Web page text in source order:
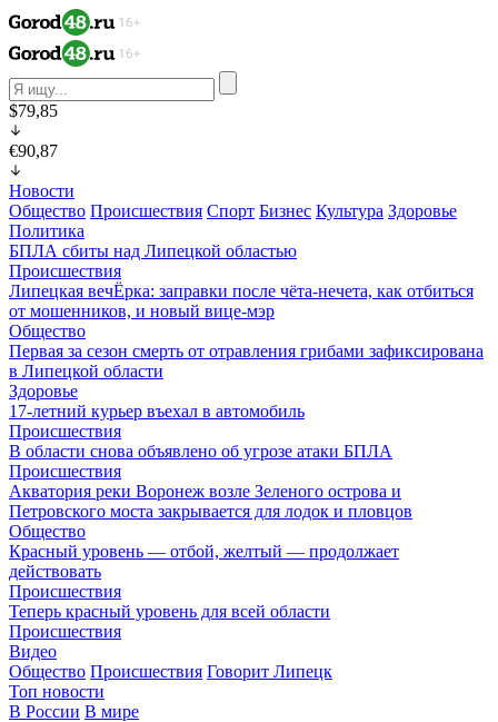
$79,85
€90,87
Новости
Общество Происшествия Спорт Бизнес Культура Здоровье
Политика
БПЛА сбиты над Липецкой областью
Происшествия
Липецкая вечЁрка: заправки после чёта-нечета, как отбиться
от мошенников, и новый вице-мэр
Общество
Первая за сезон смерть от отравления грибами зафиксирована
в Липецкой области
Здоровье
17-летний курьер въехал в автомобиль
Происшествия
В области снова объявлено об угрозе атаки БПЛА
Происшествия
Акватория реки Воронеж возле Зеленого острова и
Петровского моста закрывается для лодок и пловцов
Общество
Красный уровень — отбой, желтый — продолжает
действовать
Происшествия
Теперь красный уровень для всей области
Происшествия
Видео
Общество Происшествия Говорит Липецк
Топ новости
В России В мире